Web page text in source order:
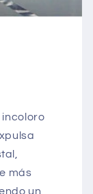
incoloro
más
un